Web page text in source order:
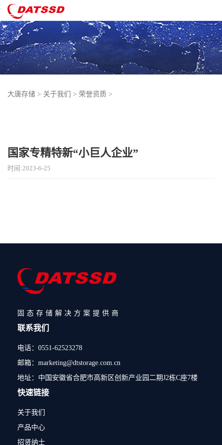
大唐存储 > 关于我们 > 荣誉资质 >
国家专精特新“小巨人企业”
时间:2023-6-25
固态存储解决方案提供商
联系我们
电话：0551-62523278
邮箱：marketing@dtstorage.com.cn
地址：中国安徽省合肥市高新区创新产业园二期J2栋C座7楼
快速链接
关于我们
产品中心
招贤纳士